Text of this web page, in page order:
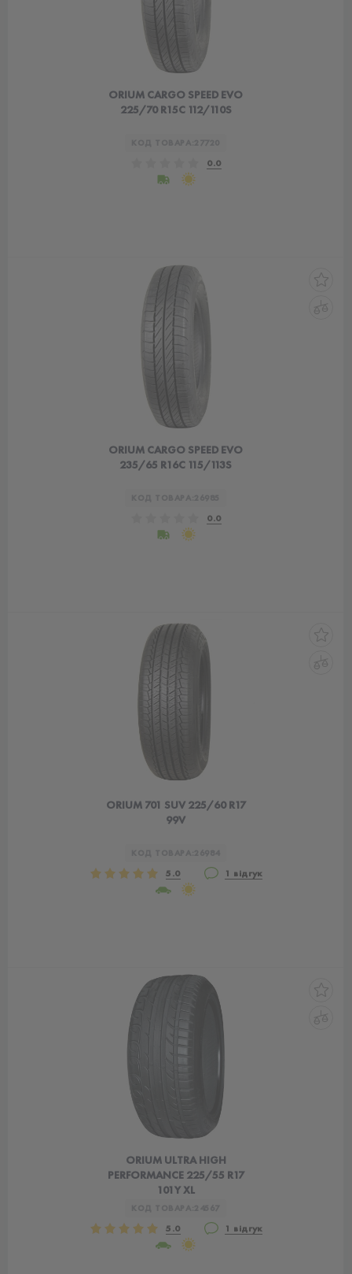
ORIUM CARGO SPEED EVO
225/70 R15C 112/110S
0.0
ORIUM CARGO SPEED EVO
235/65 R16C 115/113S
26985
0.0
ORIUM 701 SUV 225/60 R17
99V
5.0 1 відгук
ORIUM ULTRA HIGH
PERFORMANCE 225/55 R17
101Y XL
24567
5.0 1 відгук